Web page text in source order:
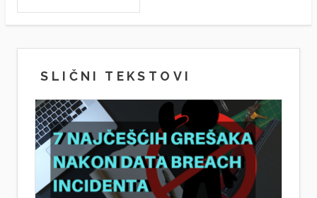
SLIČNI TEKSTOVI